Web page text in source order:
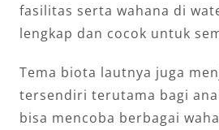
fasilitas serta wahana di
lengkap dan cocok untuk
Tema biota lautnya juga
tersendiri terutama bagi
bisa mencoba berbagai